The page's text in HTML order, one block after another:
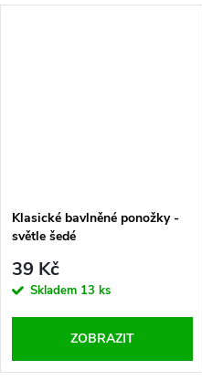
Klasické bavlněné ponožky -
světle šedé
39 Kč
Skladem 13 ks
ZOBRAZIT